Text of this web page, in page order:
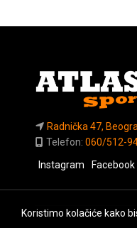
Radnička 47,
Telefon: 060/512-
Instagram
Facebook
Koristimo kolačiće kako